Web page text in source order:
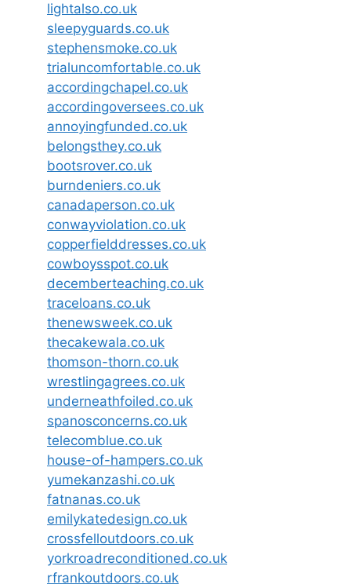
lightalso.co.uk
sleepyguards.co.uk
stephensmoke.co.uk
trialuncomfortable.co.uk
accordingchapel.co.uk
accordingoversees.co.uk
annoyingfunded.co.uk
belongsthey.co.uk
bootsrover.co.uk
burndeniers.co.uk
canadaperson.co.uk
conwayviolation.co.uk
copperfielddresses.co.uk
cowboysspot.co.uk
decemberteaching.co.uk
traceloans.co.uk
thenewsweek.co.uk
thecakewala.co.uk
thomson-thorn.co.uk
wrestlingagrees.co.uk
underneathfoiled.co.uk
spanosconcerns.co.uk
telecomblue.co.uk
house-of-hampers.co.uk
yumekanzashi.co.uk
fatnanas.co.uk
emilykatedesign.co.uk
crossfelloutdoors.co.uk
yorkroadreconditioned.co.uk
rfrankoutdoors.co.uk